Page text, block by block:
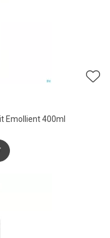
Emollient 400ml